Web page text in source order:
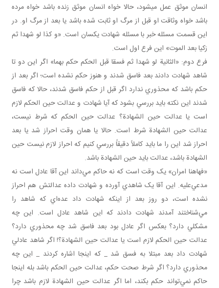
انسان موثق عمل می­شود، حالا خواه انسان موثق زنده باشد خواه مرده
باشد خواه وثاقت او قبل از مرگ او ثابت شده باشد يا بعد از مرگ او. در
اين قسمت مسئله خبر با مسئله شهادت يکسان است. «و کذا لو شهدا ثم
زکيا بعد الموت» اين فرع اول است.
فرع دوم: «الثانية لو شهدا ثم فسقا قبل الحكم حكم بهما» اگر اين دو تا
شاهد شهادت دادند بعد فاسق شدند و هنوز حکم نشده است؛ اگر بعد از
حکم باشد که محذوري ندارد اگر قبل از حکم فاسق شدند، حالا که فاسق
شدند اين نکته بايد بررسي بشود که آيا شهادت و عدالت حين الحکم لازم
است يا عدالت حين الشهادة؟ عدالت حين الحکم که شرط نيست،
عدالت حين الشهادة شرط است. حالا يا همان وقت احراز شد يا بعد
احراز شد اين را ما بايد کاملاً دقيقاً بررسي کنيم که احراز لازم نيست حين
الشهادة باشد، عدالت بايد حين الشهادة باشد.
«فهاهنا امران» يک وقت است که نه حاکم مي‌داند اين آقا عادل است نه
مدعي‌عليه. اين آقا يک شاهدي آورده و شهادت داده عدالتش هم احراز
نشده است، دو روز بعد از اينکه شهادت داد عده‌اي که شاهد را
مي‌شناختند آمدند شهادت دادند که اين شاهد عادل است. اين چه
مشکلي دارد؟ بعکس اگر عادل بود بعد فاسق شد چه محذوري دارد؟
عدالت حين الحکم لازم است يا عدالت حين الشهادة؟! اگر شاهد عادلي
شهادت داد بعد مبتلا به فسق شد _ که اينجا اشاره کردند _ اين چه
محذوري دارد؟ اگر شرط صحت حکم، عدالت حين الحکم باشد بله اينجا
حاکم نمي‌تواند حکم بکند، اما اگر عدالت حين الشهادة لازم باشد چرا